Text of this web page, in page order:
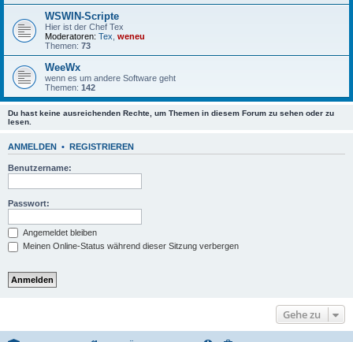
WSWIN-Scripte
Hier ist der Chef Tex
Moderatoren: Tex weneu
Themen: 73
WeeWx
wenn es um andere Software geht
Themen: 142
Du hast keine ausreichenden Rechte, um Themen in diesem Forum zu sehen oder zu
lesen.
ANMELDEN • REGISTRIEREN
Benutzername:
Passwort:
Angemeldet bleiben
Meinen Online-Status während dieser Sitzung verbergen
Gehe zu